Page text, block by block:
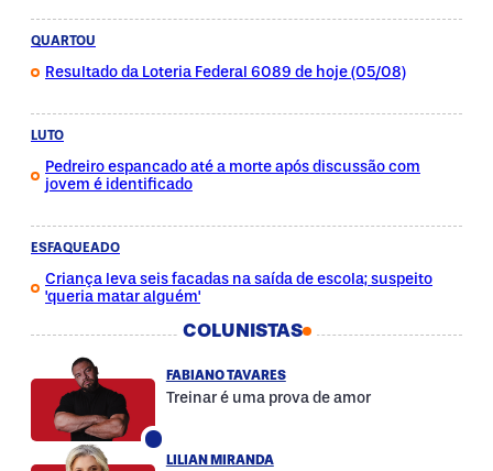
QUARTOU
Resultado da Loteria Federal 6089 de hoje (05/08)
LUTO
Pedreiro espancado até a morte após discussão com
jovem é identificado
ESFAQUEADO
Criança leva seis facadas na saída de escola; suspeito
'queria matar alguém'
COLUNISTAS
FABIANO TAVARES
Treinar é uma prova de amor
LILIAN MIRANDA